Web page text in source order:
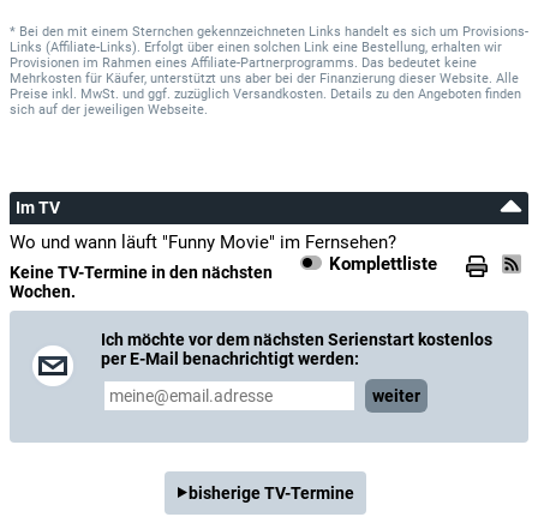
* Bei den mit einem Sternchen gekennzeichneten Links handelt es sich um Provisions-
Links (Affiliate-Links). Erfolgt über einen solchen Link eine Bestellung, erhalten wir
Provisionen im Rahmen eines Affiliate-Partnerprogramms. Das bedeutet keine
Mehrkosten für Käufer, unterstützt uns aber bei der Finanzierung dieser Website. Alle
Preise inkl. MwSt. und ggf. zuzüglich Versandkosten. Details zu den Angeboten finden
sich auf der jeweiligen Webseite.
Im TV
Wo und wann läuft "Funny Movie" im Fernsehen?
Komplettliste
Keine TV-Termine in den nächsten
Wochen.
Ich möchte vor dem nächsten Serienstart kostenlos
per E-Mail benachrichtigt werden:
weiter
bisherige TV-Termine